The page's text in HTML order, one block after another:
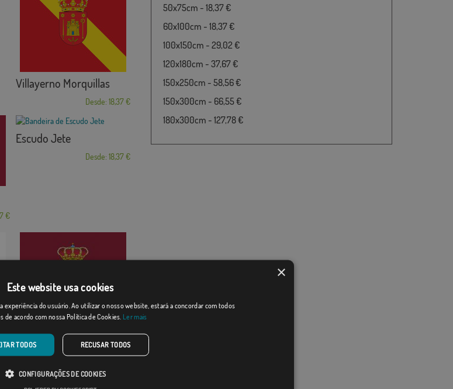
Villayerno Morquillas
Desde: 18,37 €
€
Escudo Jete
Desde: 18,37 €
€
Proaza burdeos
Desde: 18,37 €
50x75cm - 18,37 €
60x100cm - 18,37 €
100x150cm - 29,02 €
120x180cm - 37,67 €
150x250cm - 58,56 €
150x300cm - 66,55 €
180x300cm - 127,78 €
×
Este website usa cookies
experiência do usuário. Ao utilizar o nosso website, estará a concordar com todos
de acordo com nossa Política de Cookies. Ler mais
TODOS RECUSAR TODOS
CONFIGURAÇÕES DE COOKIES